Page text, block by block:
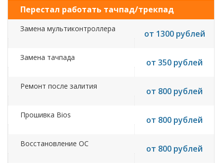
Перестал работать тачпад/трекпад
Замена мультиконтроллера от 1300 рублей
Замена тачпада от 350 рублей
Ремонт после залития от 800 рублей
Прошивка Bios от 800 рублей
Восстановление ОС от 800 рублей